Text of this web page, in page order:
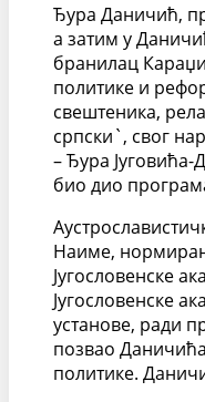
Ђура Даничић,
а затим у
бранилац
политике и
свештеника,
српски`, свог
– Ђура
био дио
Наиме,
Југословенске
Југословенске
установе, ради
позвао Даничића
политике.